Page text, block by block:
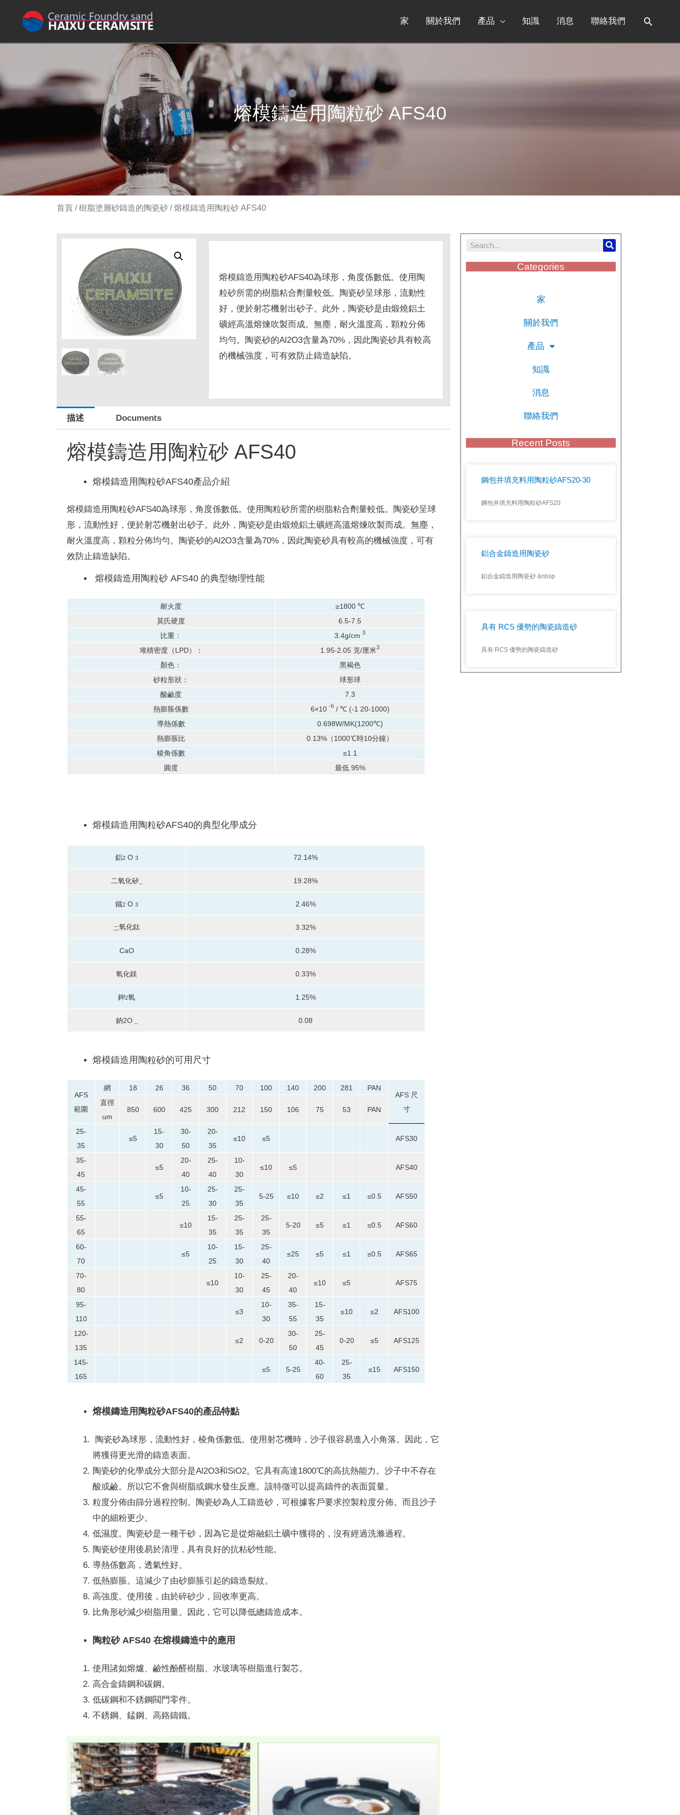
家 關於我們 產品 知識 消息 聯絡我們
熔模鑄造用陶粒砂 AFS40
首頁 /樹脂塗層砂鑄造的陶瓷砂 / 熔模鑄造用陶粒砂 AFS40
熔模鑄造用陶粒砂AFS40為球形，角度係數低。使用陶
粒砂所需的樹脂粘合劑量較低。
陶瓷砂呈球形，流動性
好，便於射芯機射出砂子。 此外，陶瓷砂是由煅燒鋁土
礦經高溫熔煉吹製而成。無塵，耐火溫度高，顆粒分佈
均勻。
陶瓷砂的Al2O3含量為70%，因此陶瓷砂具有較高
的機械強度，可有效防止鑄造缺陷。
描述 Documents
熔模鑄造用陶粒砂 AFS40
熔模鑄造用陶粒砂AFS40產品介紹
熔模鑄造用陶粒砂AFS40為球形，角度係數低。 使用陶粒砂所需的樹脂粘合劑量較低。
陶瓷砂呈球
形，流動性好，便於射芯機射出砂子。 此外，陶瓷砂是由煅燒鋁土礦經高溫熔煉吹製而成。 無塵，
耐火溫度高，顆粒分佈均勻。
陶瓷砂的Al2O3含量為70%，因此陶瓷砂具有較高的機械強度，可有
效防止鑄造缺陷。
熔模鑄造用陶粒砂 AFS40 的典型物理性能
耐火度
≥1800 ℃
莫氏硬度
6.5-7.5
比重：
3.4g/cm 3
堆積密度（LPD）： 1.95-2.05 克/厘米3
顏色：
黑褐色
砂粒形狀：
球形球
酸鹼度
7.3
熱膨脹係數
6×10 -6/ ℃ (-1 20-1000)
導熱係數
0.698W/MK(1200℃)
熱膨脹比
0.13%（1000℃時10分鐘）
棱角係數
≤1.1
圓度
最低 95%
熔模鑄造用陶粒砂AFS40的典型化學成分
鋁2O 3 72.14%
二氧化矽 19.28%
鐵2O 3 2.46%
二氧化鈦 3.32%
CaO 0.28%
氧化鎂 0.33%
鉀2氧 1.25%
鈉2O 0.08
熔模鑄造用陶粒砂的可用尺寸
AFS
範圍
網 18 26 36 50 70 100 140 200 281
PAN
AFS 尺
寸
直徑
um
850 600 425 300 212 150 106 75 53 PAN
25-
35
≤5
15-
30
30-
50
20-
35
≤10 ≤5 AFS30
35-
45
≤5
20-
40
25-
40
10-
30
≤10 ≤5 AFS40
45-
55
≤5
10-
25
25-
30
25-
35
5-25 ≤10 ≤2 ≤1 ≤0.5 AFS50
55-
65
≤10
15-
35
25-
35
25-
35
5-20 ≤5 ≤1 ≤0.5 AFS60
60-
70
≤5
10-
25
15-
30
25-
40
≤25 ≤5 ≤1 ≤0.5 AFS65
70-
80
≤10
10-
30
25-
45
20-
40
≤10 ≤5 AFS75
95-
110
≤3
10-
30
35-
55
15-
35
≤10 ≤2 AFS100
120-
135
≤2 0-20
30-
50
25-
45
0-20 ≤5 AFS125
145-
165
≤5 5-25
40-
60
25-
35
≤15 AFS150
熔模鑄造用陶粒砂AFS40的產品特點
陶瓷砂為球形，流動性好，棱角係數低。 使用射芯機時，沙子很容易進入小角落。
因此，它
將獲得更光滑的鑄造表面。
陶瓷砂的化學成分大部分是Al2O3和SiO2。 它具有高達1800℃的高抗熱能力。 沙子中不存在
酸或鹼。
所以它不會與樹脂或鋼水發生反應。 該特徵可以提高鑄件的表面質量。
粒度分佈由篩分過程控制。
陶瓷砂為人工鑄造砂，可根據客戶要求控製粒度分佈。 而且沙子
中的細粉更少。
低濕度。
陶瓷砂是一種干砂，因為它是從熔融鋁土礦中獲得的，沒有經過洗滌過程。
陶瓷砂使用後易於清理，具有良好的抗粘砂性能。
導熱係數高，透氣性好。
低熱膨脹。 這減少了由砂膨脹引起的鑄造裂紋。
高強度。 使用後，由於碎砂少，回收率更高。
比角形砂減少樹脂用量。
因此，它可以降低總鑄造成本。
陶粒砂 AFS40 在熔模鑄造中的應用
使用諸如熔爐、鹼性酚醛樹脂、水玻璃等樹脂進行製芯。
高合金鑄鋼和碳鋼。
低碳鋼和不銹鋼閥門零件。
不銹鋼、錳鋼、高鉻鑄鐵。
Categories
家
關於我們
產品
知識
消息
聯絡我們
Recent Posts
鋼包井填充料用陶粒砂AFS20-30
鋼包井填充料用陶粒砂AFS20
鋁合金鑄造用陶瓷砂
鋁合金鑄造用陶瓷砂 &nbsp
具有 RCS 優勢的陶瓷鑄造砂
具有 RCS 優勢的陶瓷鑄造砂